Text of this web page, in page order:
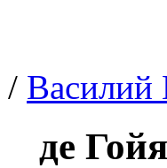
/ Василий
де